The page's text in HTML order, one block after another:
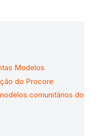
Modelos
do Procore
comunitários do